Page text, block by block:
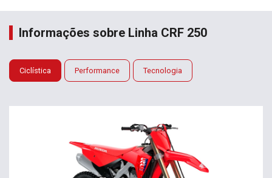
Informações sobre Linha CRF 250
Ciclística Performance Tecnologia